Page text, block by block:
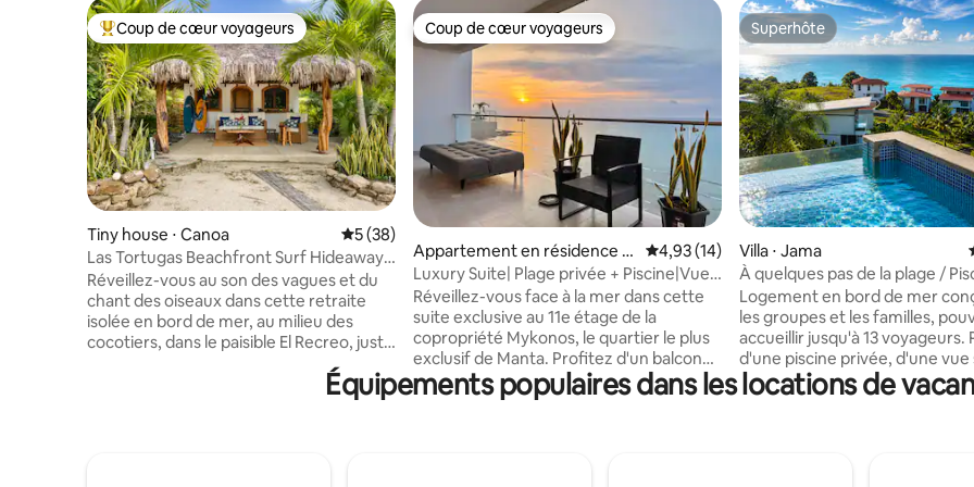
Coups de cœur voyageurs les plus appréciés
Coup de cœur voyageurs
Tiny house ⋅ Canoa Évaluation moyenne sur la base de 38 commentaires : 5 sur 5
5 (38)
Las Tortugas Beachfront Surf Hideaway
(Las Tortugas Beachfront Surf Hideaway)
Réveillez-vous au son des vagues et du
chant des oiseaux dans cette retraite
isolée en bord de mer, au milieu des
cocotiers, dans le paisible El Recreo, juste
au sud de Canoa. Deux casitas privées
avec clim situées dans des jardins
tropicaux luxuriants. La casita principale
Coup de cœur voyageurs
Coup de cœur voyageurs
Appartement en résidence ⋅
Manta
Évaluation moyenne sur la base de 14
4,93 (14)
Luxury Suite| Plage privée + Piscine|Vue
sur la mer
Réveillez-vous face à la mer dans cette
suite exclusive au 11e étage de la
copropriété Mykonos, le quartier le plus
exclusif de Manta. Profitez d'un balcon
avec vue panoramique et d'un accès
direct à la plage privée, au club de plage,
Superhôte
Superhôte
Villa ⋅ Jama
À quelques pas de la plage /
débordement / Vue sur l'océan
Logement en bord de mer
les groupes et les familles,
accueillir jusqu'à 13 voyageurs.
d'une piscine privée, d'une vue
l'océan et d'espaces intérieurs
extérieurs spacieux, parfaits
tranquillité d'esprit. Grâce à la
Équipements populaires dans les locations de